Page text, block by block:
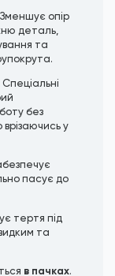
Зменшує опір
деталь,
та
Спеціальні
без
у
пасує до
тертя під
та
в пачках.